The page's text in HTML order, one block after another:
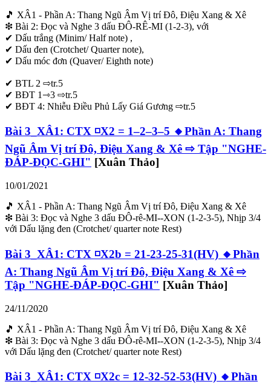
🎵 XÂ1 - Phần A: Thang Ngũ Âm Vị trí Đô, Điệu Xang & Xê
❇ Bài 2: Đọc và Nghe 3 dấu ĐÔ-RÊ-MI (1-2-3), với
✔ Dấu trắng (Minim/ Half note) ,
✔ Dấu đen (Crotchet/ Quarter note),
✔ Dấu móc đơn (Quaver/ Eighth note)
✔ BTL 2 ⇨tr.5
✔ BĐT 1⇾3 ⇨tr.5
✔ BĐT 4: Nhiễu Điều Phủ Lấy Giá Gương ⇨tr.5
Bài 3_XÂ1: CTX ◽X2 = 1–2–3–5 🔸Phần A: Thang
Ngũ Âm Vị trí Đô, Điệu Xang & Xê ⇨ Tập "NGHE-
ĐÁP-ĐỌC-GHI" [Xuân Thảo]
10/01/2021
🎵 XÂ1 - Phần A: Thang Ngũ Âm Vị trí Đô, Điệu Xang & Xê
❇ Bài 3: Đọc và Nghe 3 dấu ĐÔ-rê-MI--XON (1-2-3-5), Nhịp 3/4
với Dấu lặng đen (Crotchet/ quarter note Rest)
Bài 3_XÂ1: CTX ◽X2b = 21-23-25-31(HV) 🔸Phần
A: Thang Ngũ Âm Vị trí Đô, Điệu Xang & Xê ⇨
Tập "NGHE-ĐÁP-ĐỌC-GHI" [Xuân Thảo]
24/11/2020
🎵 XÂ1 - Phần A: Thang Ngũ Âm Vị trí Đô, Điệu Xang & Xê
❇ Bài 3: Đọc và Nghe 3 dấu ĐÔ-rê-MI--XON (1-2-3-5), Nhịp 3/4
với Dấu lặng đen (Crotchet/ quarter note Rest)
Bài 3_XÂ1: CTX ◽X2c = 12-32-52-53(HV) 🔸Phần